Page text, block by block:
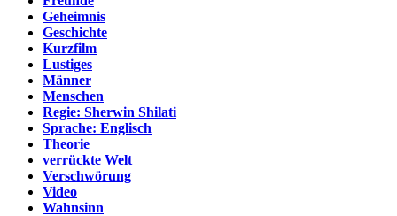
Geheimnis
Geschichte
Kurzfilm
Lustiges
Männer
Menschen
Regie: Sherwin Shilati
Sprache: Englisch
Theorie
verrückte Welt
Verschwörung
Video
Wahnsinn